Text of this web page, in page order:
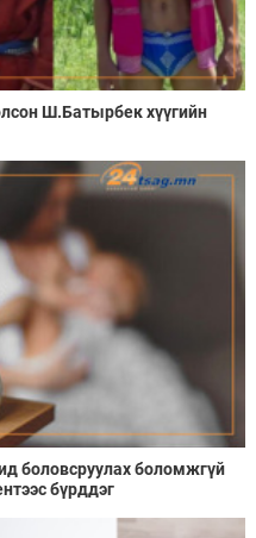
Ш.Батырбек хүүгийн
боловсруулах боломжгүй
бүрддэг